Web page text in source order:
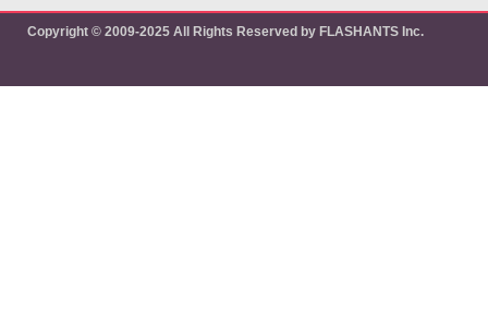
Copyright © 2009-2025 All Rights Reserved by FLASHANTS Inc.